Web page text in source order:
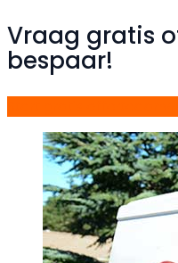
Vraag gratis
bespaar!